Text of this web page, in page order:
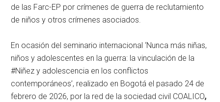
de las Farc-EP por crímenes de guerra de reclutamiento
de niños y otros crímenes asociados.
En ocasión del seminario internacional ‘Nunca más niñas,
niños y adolescentes en la guerra: la vinculación de la
#Niñez y adolescencia en los conflictos
contemporáneos’, realizado en Bogotá el pasado 24 de
febrero de 2026, por la red de la sociedad civil COALICO,